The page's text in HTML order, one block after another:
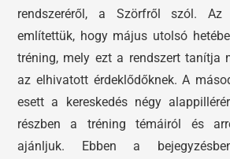
rendszeréről, a Szörfről szól. Az
említettük, hogy május utolsó
tréning, mely ezt a rendszert tanítja
az elhivatott érdeklődőknek. A
esett a kereskedés négy
részben a tréning témáiról és
ajánljuk. Ebben a